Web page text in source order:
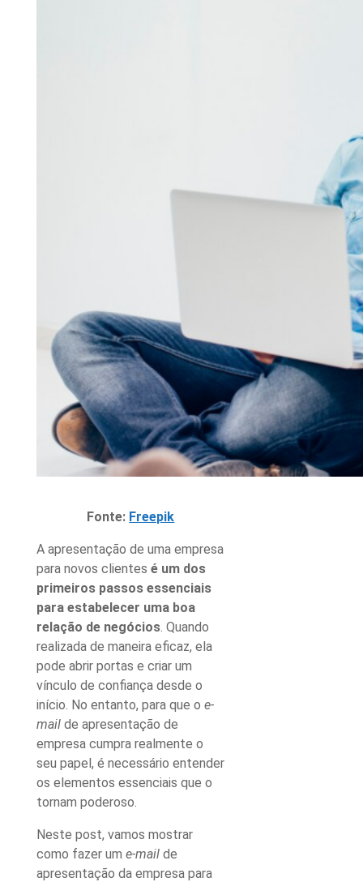
Fonte: Freepik
A apresentação de uma empresa
para novos clientes é um dos
primeiros passos essenciais
para estabelecer uma boa
relação de negócios. Quando
realizada de maneira eficaz, ela
pode abrir portas e criar um
vínculo de confiança desde o
início. No entanto, para que o e-
mail de apresentação de
empresa cumpra realmente o
seu papel, é necessário entender
os elementos essenciais que o
tornam poderoso.
Neste post, vamos mostrar
como fazer um e-mail de
apresentação da empresa para